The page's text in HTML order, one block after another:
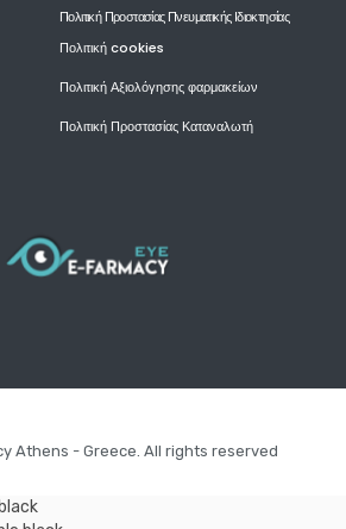
Πολιτική Προστασίας Πνευματικής Ιδιοκτησίας
Πολιτική cookies
Πολιτική Αξιολόγησης φαρμακείων
Πολιτική Προστασίας Καταναλωτή
Athens - Greece. All rights reserved